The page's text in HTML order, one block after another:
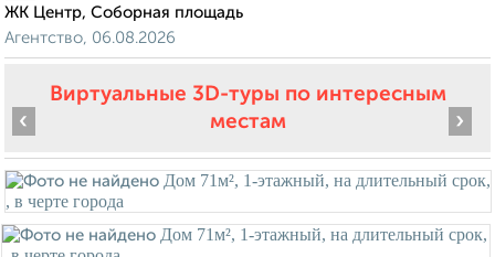
ЖК Центр, Соборная площадь
Агентство, 06.08.2026
Виртуальные 3D-туры по интересным
местам
‹ ›